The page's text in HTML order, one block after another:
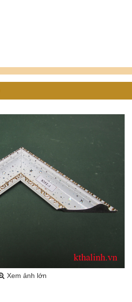
Xem ảnh lớn